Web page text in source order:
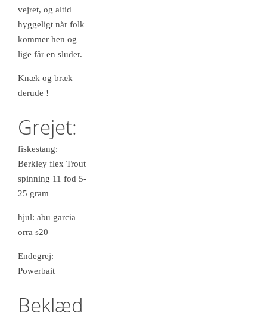
vejret, og altid
hyggeligt når folk
kommer hen og
lige får en sluder.
Knæk og bræk
derude !
Grejet:
fiskestang:
Berkley flex Trout
spinning 11 fod 5-
25 gram
hjul: abu garcia
orra s20
Endegrej:
Powerbait
Beklæd